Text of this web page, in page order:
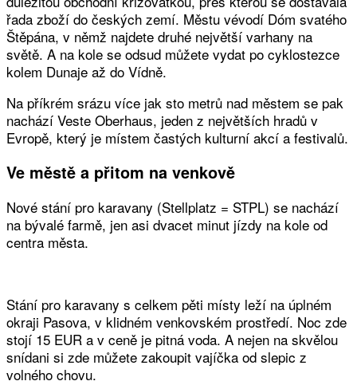
řada zboží do českých zemí. Městu vévodí Dóm svatého
Štěpána, v němž najdete druhé největší varhany na
světě. A na kole se odsud můžete vydat po cyklostezce
kolem Dunaje až do Vídně.
Na příkrém srázu více jak sto metrů nad městem se pak
nachází Veste Oberhaus, jeden z největších hradů v
Evropě, který je místem častých kulturní akcí a festivalů.
Ve městě a přitom na venkově
Nové stání pro karavany (Stellplatz = STPL) se nachází
na bývalé farmě, jen asi dvacet minut jízdy na kole od
centra města.
Stání pro karavany s celkem pěti místy leží na úplném
okraji Pasova, v klidném venkovském prostředí. Noc zde
stojí 15 EUR a v ceně je pitná voda. A nejen na skvělou
snídani si zde můžete zakoupit vajíčka od slepic z
volného chovu.